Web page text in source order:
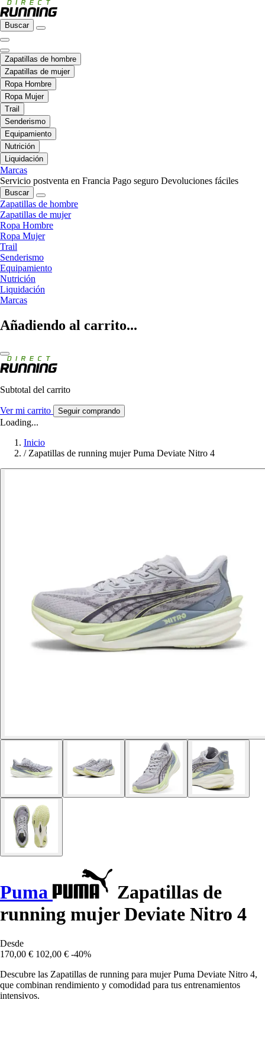
Buscar
Zapatillas de hombre
Zapatillas de mujer
Ropa Hombre
Ropa Mujer
Trail
Senderismo
Equipamiento
Nutrición
Liquidación
Marcas
Servicio postventa en Francia Pago seguro Devoluciones fáciles
Buscar
Zapatillas de hombre
Zapatillas de mujer
Ropa Hombre
Ropa Mujer
Trail
Senderismo
Equipamiento
Nutrición
Liquidación
Marcas
Añadiendo al carrito...
Subtotal del carrito
Ver mi carrito Seguir comprando
Loading...
Inicio
/ Zapatillas de running mujer Puma Deviate Nitro 4
Puma
Zapatillas de
running mujer Deviate Nitro 4
Desde
170,00 € 102,00 € -40%
Descubre las Zapatillas de running para mujer Puma Deviate Nitro 4,
que combinan rendimiento y comodidad para tus entrenamientos
intensivos.